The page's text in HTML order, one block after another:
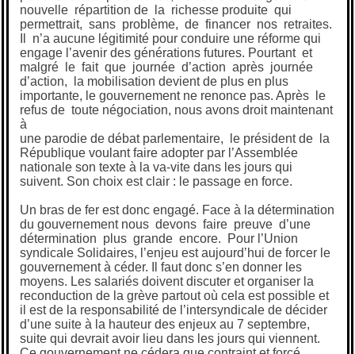
nouvelle répartition de la richesse produite qui
permettrait, sans problème, de financer nos retraites.
Il n’a aucune légitimité pour conduire une réforme qui
engage l’avenir des générations futures. Pourtant et
malgré le fait que journée d’action après journée
d’action, la mobilisation devient de plus en plus
importante, le gouvernement ne renonce pas. Après le
refus de toute négociation, nous avons droit maintenant
à
une parodie de débat parlementaire, le président de la
République voulant faire adopter par l’Assemblée
nationale son texte à la va-vite dans les jours qui
suivent. Son choix est clair : le passage en force.
Un bras de fer est donc engagé. Face à la détermination
du gouvernement nous devons faire preuve d’une
détermination plus grande encore. Pour l’Union
syndicale Solidaires, l’enjeu est aujourd’hui de forcer le
gouvernement à céder. Il faut donc s’en donner les
moyens. Les salariés doivent discuter et organiser la
reconduction de la grève partout où cela est possible et
il est de la responsabilité de l’intersyndicale de décider
d’une suite à la hauteur des enjeux au 7 septembre,
suite qui devrait avoir lieu dans les jours qui viennent.